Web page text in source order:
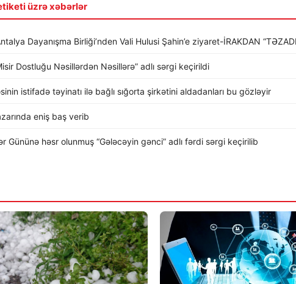
üzrə xəbərlər
Dayanışma Birliği’nden Vali Hulusi Şahin’e ziyaret-İRAKDAN
Dostluğu Nəsillərdən Nəsillərə” adlı sərgi keçirildi
istifadə təyinatı ilə bağlı sığorta şirkətini aldadanları bu gözləyir
eniş baş verib
Gününə həsr olunmuş “Gələcəyin gənci” adlı fərdi sərgi keçirilib